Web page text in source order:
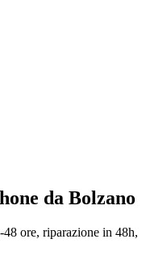
da Bolzano
ore, riparazione in 48h,